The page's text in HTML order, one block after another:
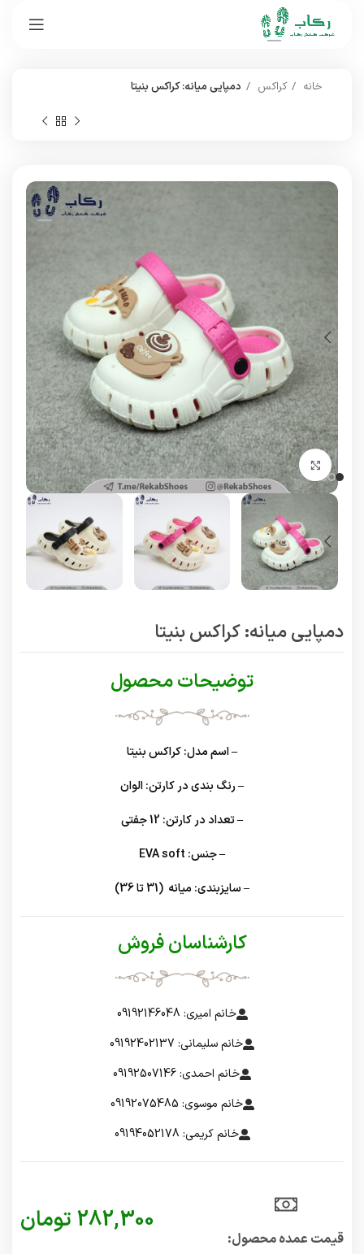
خانه کراکس دمپایی میانه: کراکس بنیتا
برای بزرگنمایی کلیک کنید
دمپایی میانه: کراکس بنیتا
توضیحات محصول
– اسم مدل:کراکس بنیتا
– رنگ بندی در کارتن:الوان
– تعداد در کارتن: 12 جفتی
– جنس:
– سایزبندی: میانه (31 تا 36)
کارشناسان فروش
خانم امیری: 09192146048
خانم سلیمانی: 09192402137
خانم احمدی: 09192507146
خانم موسوی: 09192075485
خانم کریمی: 09194052178
قیمت عمده محصول:​
282,300 تومان